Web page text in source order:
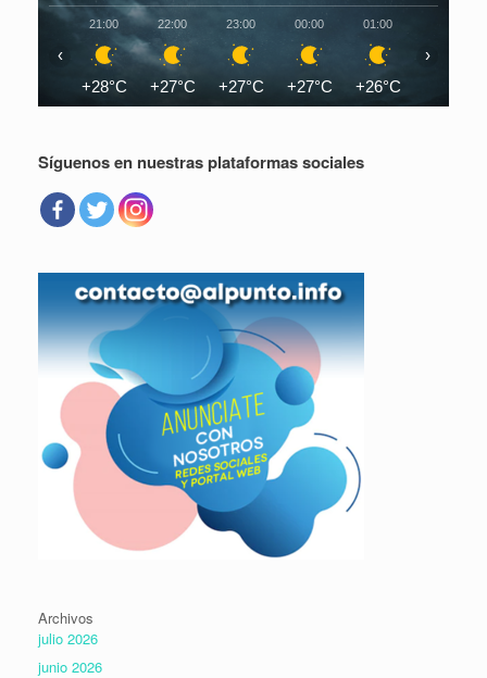
21:00
+28°C
22:00
+27°C
23:00
+27°C
00:00
+27°C
01:00
+26°C
‹ ›
Síguenos en nuestras plataformas sociales
Archivos
julio 2026
junio 2026